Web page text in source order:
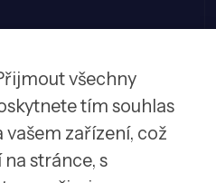
všechny
tím souhlas
zařízení, což
stránce, s